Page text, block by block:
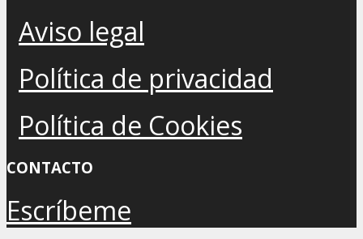
Aviso legal
Política de privacidad
Política de Cookies
CONTACTO
Escríbeme